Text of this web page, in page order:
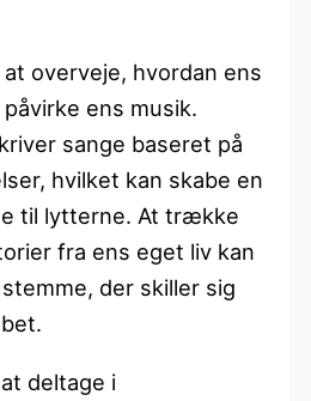
overveje, hvordan ens
ens musik.
sange baseret på
hvilket kan skabe en
til lytterne. At trække
fra ens eget liv kan
der skiller sig
deltage i